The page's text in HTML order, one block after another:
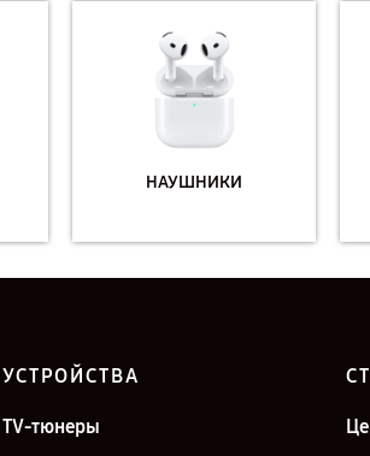
НАУШНИКИ
УСТРОЙСТВА
TV-тюнеры